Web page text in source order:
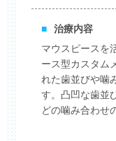
■
治療内容
マウスピースを
ース型カスタム
れた歯並びや噛
す。凸凹な歯並
どの噛み合わせ